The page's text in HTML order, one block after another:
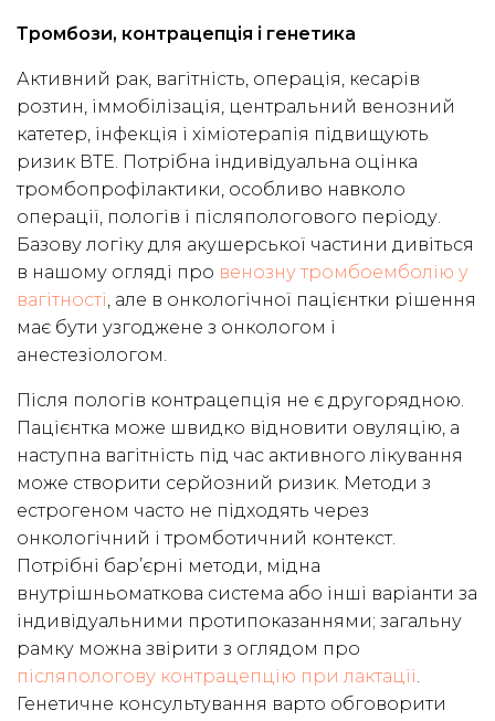
Тромбози, контрацепція і генетика
Активний рак, вагітність, операція, кесарів
розтин, іммобілізація, центральний венозний
катетер, інфекція і хіміотерапія підвищують
ризик ВТЕ. Потрібна індивідуальна оцінка
тромбопрофілактики, особливо навколо
операції, пологів і післяпологового періоду.
Базову логіку для акушерської частини дивіться
в нашому огляді про венозну тромбоемболію у
вагітності, але в онкологічної пацієнтки рішення
має бути узгоджене з онкологом і
анестезіологом.
Після пологів контрацепція не є другорядною.
Пацієнтка може швидко відновити овуляцію, а
наступна вагітність під час активного лікування
може створити серйозний ризик. Методи з
естрогеном часто не підходять через
онкологічний і тромботичний контекст.
Потрібні бар’єрні методи, мідна
внутрішньоматкова система або інші варіанти за
індивідуальними протипоказаннями; загальну
рамку можна звірити з оглядом про
післяпологову контрацепцію при лактації.
Генетичне консультування варто обговорити